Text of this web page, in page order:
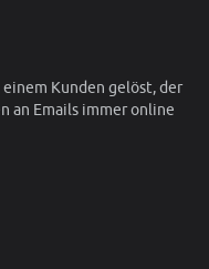
Kunden gelöst, der
an Emails immer online